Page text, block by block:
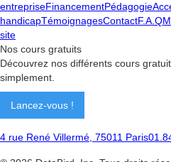
entrepriseFinancementPédagogie
handicapTémoignagesContactF.A.Q
site
Nos cours gratuits
Découvrez nos différents cours
simplement.
Lancez-vous !
4 rue René Villermé, 75011 Paris